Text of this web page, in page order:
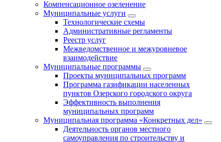
Компенсационное озеленение
Муниципальные услуги
Технологические схемы
Административные регламенты
Реестр услуг
Межведомственное и межуровневое
взаимодействие
Муниципальные программы
Проекты муниципальных программ
Программа газификации населенных
пунктов Озерского городского округа
Эффективность выполнения
муниципальных программ
Муниципальная программа «Конкретных дел»
Деятельность органов местного
самоуправления по строительству и